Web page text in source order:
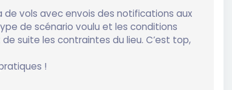
vols avec envois des notifications aux
de scénario voulu et les conditions
suite les contraintes du lieu. C’est top,
!